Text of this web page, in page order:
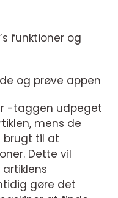
funktioner og
og prøve appen
-taggen udpeget
mens de
brugt til at
Dette vil
gøre det